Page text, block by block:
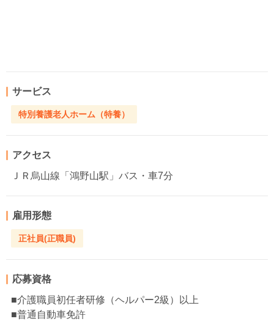
サービス
特別養護老人ホーム（特養）
アクセス
ＪＲ烏山線「鴻野山駅」バス・車7分
雇用形態
正社員(正職員)
応募資格
■介護職員初任者研修（ヘルパー2級）以上
■普通自動車免許